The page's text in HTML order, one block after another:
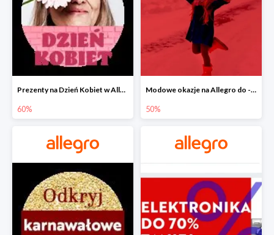
Prezenty na Dzień Kobiet w Allegro do -60%
60%
Modowe okazje na Allegro do -50%
50%